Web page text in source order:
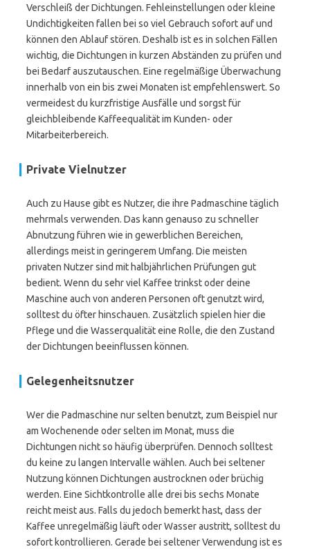
Verschleiß der Dichtungen. Fehleinstellungen oder kleine
Undichtigkeiten fallen bei so viel Gebrauch sofort auf und
können den Ablauf stören. Deshalb ist es in solchen Fällen
wichtig, die Dichtungen in kurzen Abständen zu prüfen und
bei Bedarf auszutauschen. Eine regelmäßige Überwachung
innerhalb von ein bis zwei Monaten ist empfehlenswert. So
vermeidest du kurzfristige Ausfälle und sorgst für
gleichbleibende Kaffeequalität im Kunden- oder
Mitarbeiterbereich.
Private Vielnutzer
Auch zu Hause gibt es Nutzer, die ihre Padmaschine täglich
mehrmals verwenden. Das kann genauso zu schneller
Abnutzung führen wie in gewerblichen Bereichen,
allerdings meist in geringerem Umfang. Die meisten
privaten Nutzer sind mit halbjährlichen Prüfungen gut
bedient. Wenn du sehr viel Kaffee trinkst oder deine
Maschine auch von anderen Personen oft genutzt wird,
solltest du öfter hinschauen. Zusätzlich spielen hier die
Pflege und die Wasserqualität eine Rolle, die den Zustand
der Dichtungen beeinflussen können.
Gelegenheitsnutzer
Wer die Padmaschine nur selten benutzt, zum Beispiel nur
am Wochenende oder selten im Monat, muss die
Dichtungen nicht so häufig überprüfen. Dennoch solltest
du keine zu langen Intervalle wählen. Auch bei seltener
Nutzung können Dichtungen austrocknen oder brüchig
werden. Eine Sichtkontrolle alle drei bis sechs Monate
reicht meist aus. Falls du jedoch bemerkt hast, dass der
Kaffee unregelmäßig läuft oder Wasser austritt, solltest du
sofort kontrollieren. Gerade bei seltener Verwendung ist es